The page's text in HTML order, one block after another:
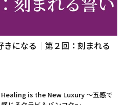
きになる｜第２回：刻まれる
Healing is the New Luxury ～五感で